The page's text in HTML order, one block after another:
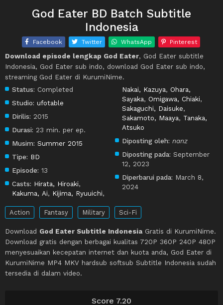
Score 7.20
God Eater BD Batch Subtitle
Indonesia
Facebook Twitter WhatsApp Pinterest
Download episode lengkap God Eater, God Eater subtitle
Indonesia, God Eater sub indo, download God Eater sub indo,
streaming God Eater di KurumiNime.
Status: Completed
Studio: ufotable
Dirilis: 2015
Durasi: 23 min. per ep.
Musim: Summer 2015
Tipe: BD
Episode: 13
Casts: Hirata, Hiroaki,
Kakuma, Ai, Kijima, Ryuuichi,
Nakai, Kazuya, Ohara,
Sayaka, Omigawa, Chiaki,
Sakaguchi, Daisuke,
Sakamoto, Maaya, Tanaka,
Atsuko
Diposting oleh: nanz
Diposting pada: September
12, 2023
Diperbarui pada: March 8,
2024
Action Fantasy Military Sci-Fi
Download God Eater Subtitle Indonesia Gratis di KurumiNime.
Download gratis dengan berbagai kualitas 720P 360P 240P 480P
menyesuaikan kecepatan internet dan kuota anda, God Eater di
KurumiNime MP4 MKV hardsub softsub Subtitle Indonesia sudah
tersedia di dalam video.